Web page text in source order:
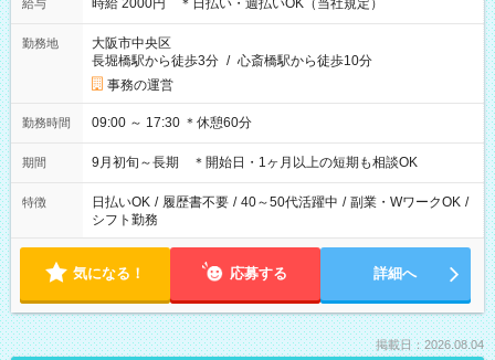
給与 時給 2000円 ＊日払い・週払いOK（当社規定）
勤務地
大阪市中央区
長堀橋駅から徒歩3分 / 心斎橋駅から徒歩10分
事務の運営
勤務時間 09:00 ～ 17:30 ＊休憩60分
期間 9月初旬～長期 ＊開始日・1ヶ月以上の短期も相談OK
特徴 日払いOK / 履歴書不要 / 40～50代活躍中 / 副業・WワークOK /
シフト勤務
気になる！ 応募する 詳細へ
掲載日：2026.08.04